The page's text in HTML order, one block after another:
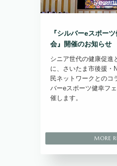
『シルバーeスポー
会』開催のお知らせ
シニア世代の健康促進
に、さいたま市後援・
民ネットワークとのコ
バーeスポーツ健幸フ
催します。